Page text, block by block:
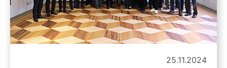
25.11.2024